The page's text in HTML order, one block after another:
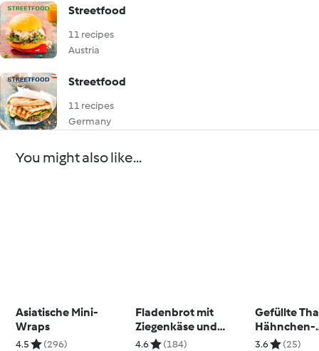
Streetfood
11 recipes
Austria
Streetfood
11 recipes
Germany
You might also like...
Asiatische Mini-
Wraps
4.5 (296)
Fladenbrot mit
Ziegenkäse und
karamellisierten
4.6 (184)
Gefüllte
Hähnchen-
Omelettes
3.6 (25)